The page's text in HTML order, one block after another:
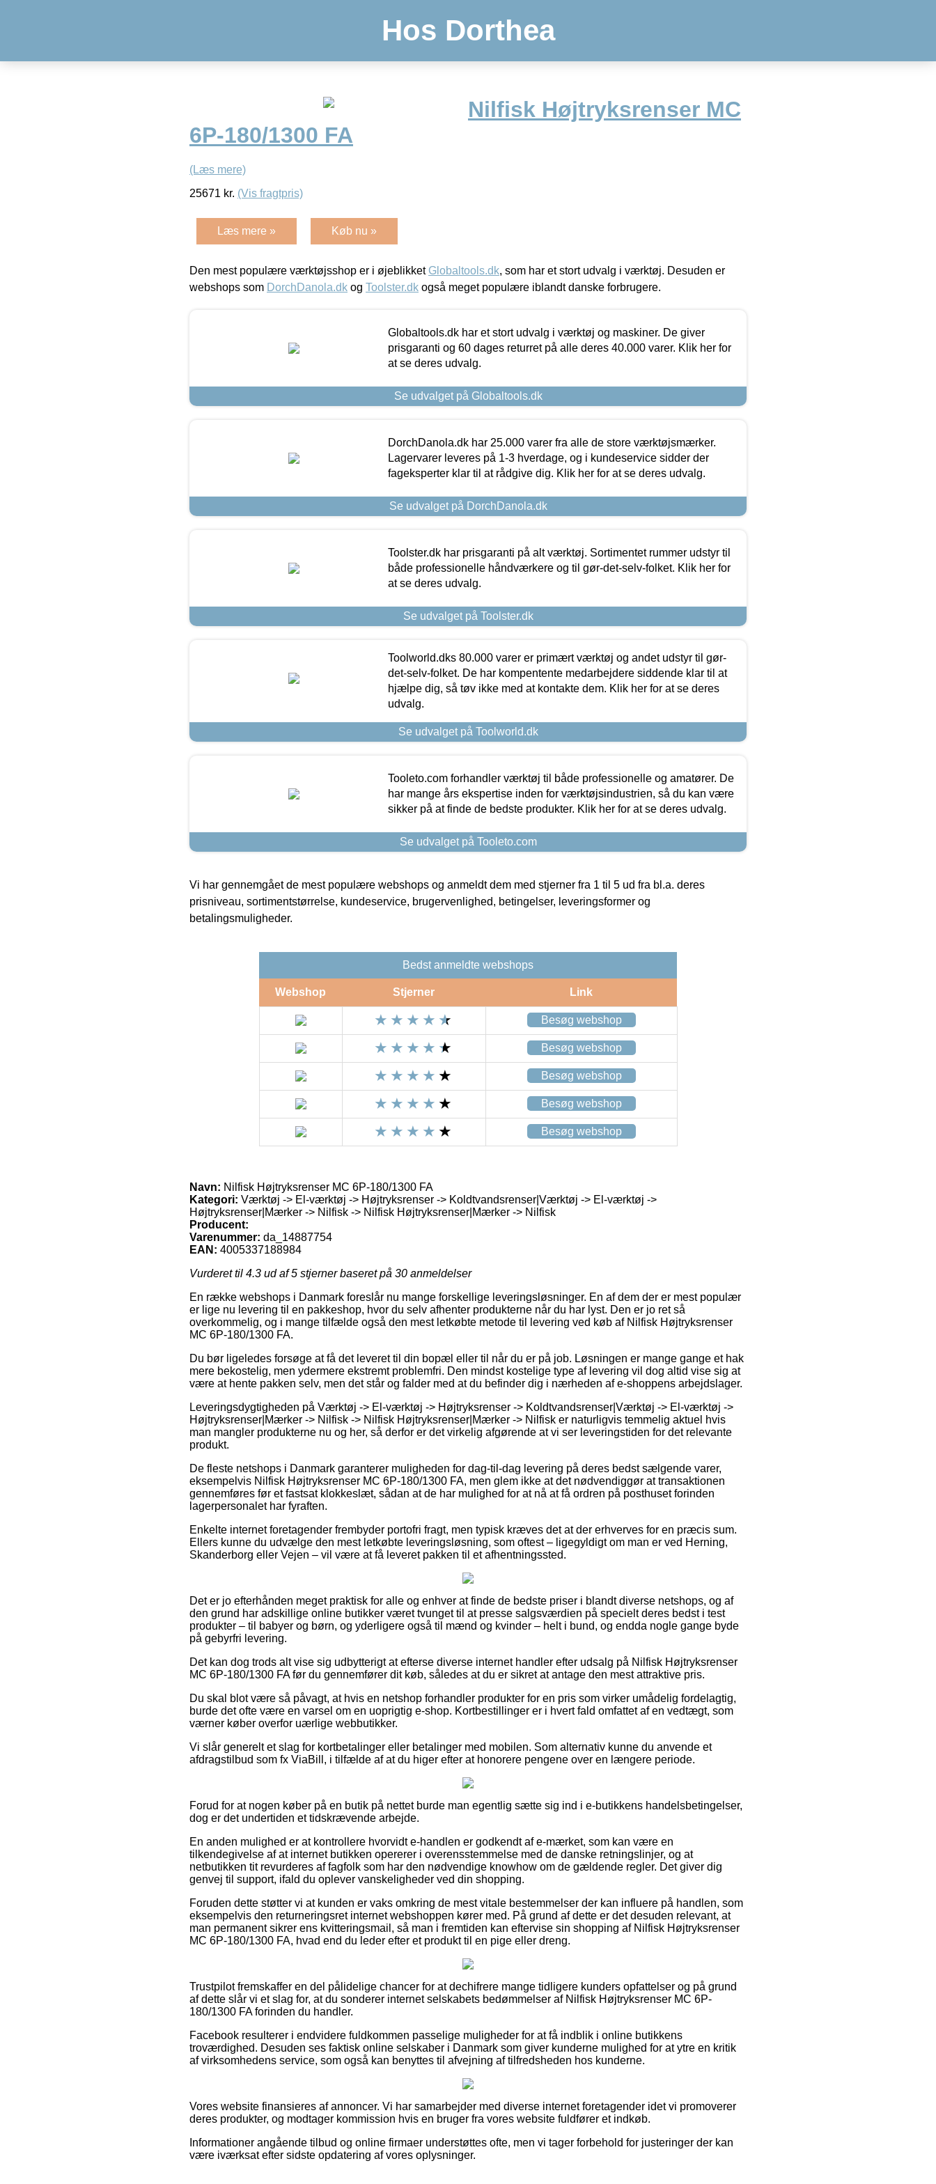
Hos Dorthea
Nilfisk Højtryksrenser MC
6P-180/1300 FA
(Læs mere)
25671 kr. (Vis fragtpris)
Læs mere » Køb nu »
Den mest populære værktøjsshop er i øjeblikket Globaltools.dk, som har et stort udvalg i værktøj. Desuden er
webshops som DorchDanola.dk og Toolster.dk også meget populære iblandt danske forbrugere.
Globaltools.dk har et stort udvalg i værktøj og maskiner. De giver
prisgaranti og 60 dages returret på alle deres 40.000 varer. Klik her for
at se deres udvalg.
Se udvalget på Globaltools.dk
DorchDanola.dk har 25.000 varer fra alle de store værktøjsmærker.
Lagervarer leveres på 1-3 hverdage, og i kundeservice sidder der
fageksperter klar til at rådgive dig. Klik her for at se deres udvalg.
Se udvalget på DorchDanola.dk
Toolster.dk har prisgaranti på alt værktøj. Sortimentet rummer udstyr til
både professionelle håndværkere og til gør-det-selv-folket. Klik her for
at se deres udvalg.
Se udvalget på Toolster.dk
Toolworld.dks 80.000 varer er primært værktøj og andet udstyr til gør-
det-selv-folket. De har kompentente medarbejdere siddende klar til at
hjælpe dig, så tøv ikke med at kontakte dem. Klik her for at se deres
udvalg.
Se udvalget på Toolworld.dk
Tooleto.com forhandler værktøj til både professionelle og amatører. De
har mange års ekspertise inden for værktøjsindustrien, så du kan være
sikker på at finde de bedste produkter. Klik her for at se deres udvalg.
Se udvalget på Tooleto.com
Vi har gennemgået de mest populære webshops og anmeldt dem med stjerner fra 1 til 5 ud fra bl.a. deres
prisniveau, sortimentstørrelse, kundeservice, brugervenlighed, betingelser, leveringsformer og
betalingsmuligheder.
Bedst anmeldte webshops
Webshop Stjerner Link
Besøg webshop
Besøg webshop
Besøg webshop
Besøg webshop
Besøg webshop
Navn: Nilfisk Højtryksrenser MC 6P-180/1300 FA
Kategori: Værktøj -> El-værktøj -> Højtryksrenser -> Koldtvandsrenser|Værktøj -> El-værktøj ->
Højtryksrenser|Mærker -> Nilfisk -> Nilfisk Højtryksrenser|Mærker -> Nilfisk
Producent:
Varenummer: da_14887754
EAN: 4005337188984
Vurderet til 4.3 ud af 5 stjerner baseret på 30 anmeldelser
En række webshops i Danmark foreslår nu mange forskellige leveringsløsninger. En af dem der er mest populær
er lige nu levering til en pakkeshop, hvor du selv afhenter produkterne når du har lyst. Den er jo ret så
overkommelig, og i mange tilfælde også den mest letkøbte metode til levering ved køb af Nilfisk Højtryksrenser
MC 6P-180/1300 FA.
Du bør ligeledes forsøge at få det leveret til din bopæl eller til når du er på job. Løsningen er mange gange et hak
mere bekostelig, men ydermere ekstremt problemfri. Den mindst kostelige type af levering vil dog altid vise sig at
være at hente pakken selv, men det står og falder med at du befinder dig i nærheden af e-shoppens arbejdslager.
Leveringsdygtigheden på Værktøj -> El-værktøj -> Højtryksrenser -> Koldtvandsrenser|Værktøj -> El-værktøj ->
Højtryksrenser|Mærker -> Nilfisk -> Nilfisk Højtryksrenser|Mærker -> Nilfisk er naturligvis temmelig aktuel hvis
man mangler produkterne nu og her, så derfor er det virkelig afgørende at vi ser leveringstiden for det relevante
produkt.
De fleste netshops i Danmark garanterer muligheden for dag-til-dag levering på deres bedst sælgende varer,
eksempelvis Nilfisk Højtryksrenser MC 6P-180/1300 FA, men glem ikke at det nødvendiggør at transaktionen
gennemføres før et fastsat klokkeslæt, sådan at de har mulighed for at nå at få ordren på posthuset forinden
lagerpersonalet har fyraften.
Enkelte internet foretagender frembyder portofri fragt, men typisk kræves det at der erhverves for en præcis sum.
Ellers kunne du udvælge den mest letkøbte leveringsløsning, som oftest – ligegyldigt om man er ved Herning,
Skanderborg eller Vejen – vil være at få leveret pakken til et afhentningssted.
Det er jo efterhånden meget praktisk for alle og enhver at finde de bedste priser i blandt diverse netshops, og af
den grund har adskillige online butikker været tvunget til at presse salgsværdien på specielt deres bedst i test
produkter – til babyer og børn, og yderligere også til mænd og kvinder – helt i bund, og endda nogle gange byde
på gebyrfri levering.
Det kan dog trods alt vise sig udbytterigt at efterse diverse internet handler efter udsalg på Nilfisk Højtryksrenser
MC 6P-180/1300 FA før du gennemfører dit køb, således at du er sikret at antage den mest attraktive pris.
Du skal blot være så påvagt, at hvis en netshop forhandler produkter for en pris som virker umådelig fordelagtig,
burde det ofte være en varsel om en uoprigtig e-shop. Kortbestillinger er i hvert fald omfattet af en vedtægt, som
værner køber overfor uærlige webbutikker.
Vi slår generelt et slag for kortbetalinger eller betalinger med mobilen. Som alternativ kunne du anvende et
afdragstilbud som fx ViaBill, i tilfælde af at du higer efter at honorere pengene over en længere periode.
Forud for at nogen køber på en butik på nettet burde man egentlig sætte sig ind i e-butikkens handelsbetingelser,
dog er det undertiden et tidskrævende arbejde.
En anden mulighed er at kontrollere hvorvidt e-handlen er godkendt af e-mærket, som kan være en
tilkendegivelse af at internet butikken opererer i overensstemmelse med de danske retningslinjer, og at
netbutikken tit revurderes af fagfolk som har den nødvendige knowhow om de gældende regler. Det giver dig
genvej til support, ifald du oplever vanskeligheder ved din shopping.
Foruden dette støtter vi at kunden er vaks omkring de mest vitale bestemmelser der kan influere på handlen, som
eksempelvis den returneringsret internet webshoppen kører med. På grund af dette er det desuden relevant, at
man permanent sikrer ens kvitteringsmail, så man i fremtiden kan eftervise sin shopping af Nilfisk Højtryksrenser
MC 6P-180/1300 FA, hvad end du leder efter et produkt til en pige eller dreng.
Trustpilot fremskaffer en del pålidelige chancer for at dechifrere mange tidligere kunders opfattelser og på grund
af dette slår vi et slag for, at du sonderer internet selskabets bedømmelser af Nilfisk Højtryksrenser MC 6P-
180/1300 FA forinden du handler.
Facebook resulterer i endvidere fuldkommen passelige muligheder for at få indblik i online butikkens
troværdighed. Desuden ses faktisk online selskaber i Danmark som giver kunderne mulighed for at ytre en kritik
af virksomhedens service, som også kan benyttes til afvejning af tilfredsheden hos kunderne.
Vores website finansieres af annoncer. Vi har samarbejder med diverse internet foretagender idet vi promoverer
deres produkter, og modtager kommission hvis en bruger fra vores website fuldfører et indkøb.
Informationer angående tilbud og online firmaer understøttes ofte, men vi tager forbehold for justeringer der kan
være iværksat efter sidste opdatering af vores oplysninger.